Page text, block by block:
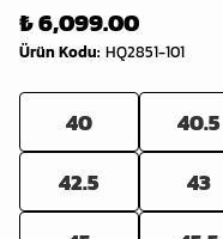
₺ 6,099.00
Ürün Kodu: HQ2851-101
40 40.5
42.5
43